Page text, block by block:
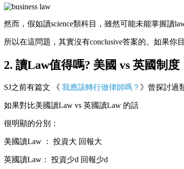
然而，假如讀science類科目，雖然可能未能掌握讀
所以在這問題，其實沒有conclusive答案的。如果你
2. 讀Law值得嗎? 美國 vs 英國制度
SJ之前有篇文 《 我應該轉行做律師嗎？ 》曾探討過
如果對比美國讀Law vs 英國讀Law 的話
很明顯的分別：
美國讀Law ： 投資大 回報大
英國讀Law： 投資少d 回報少d